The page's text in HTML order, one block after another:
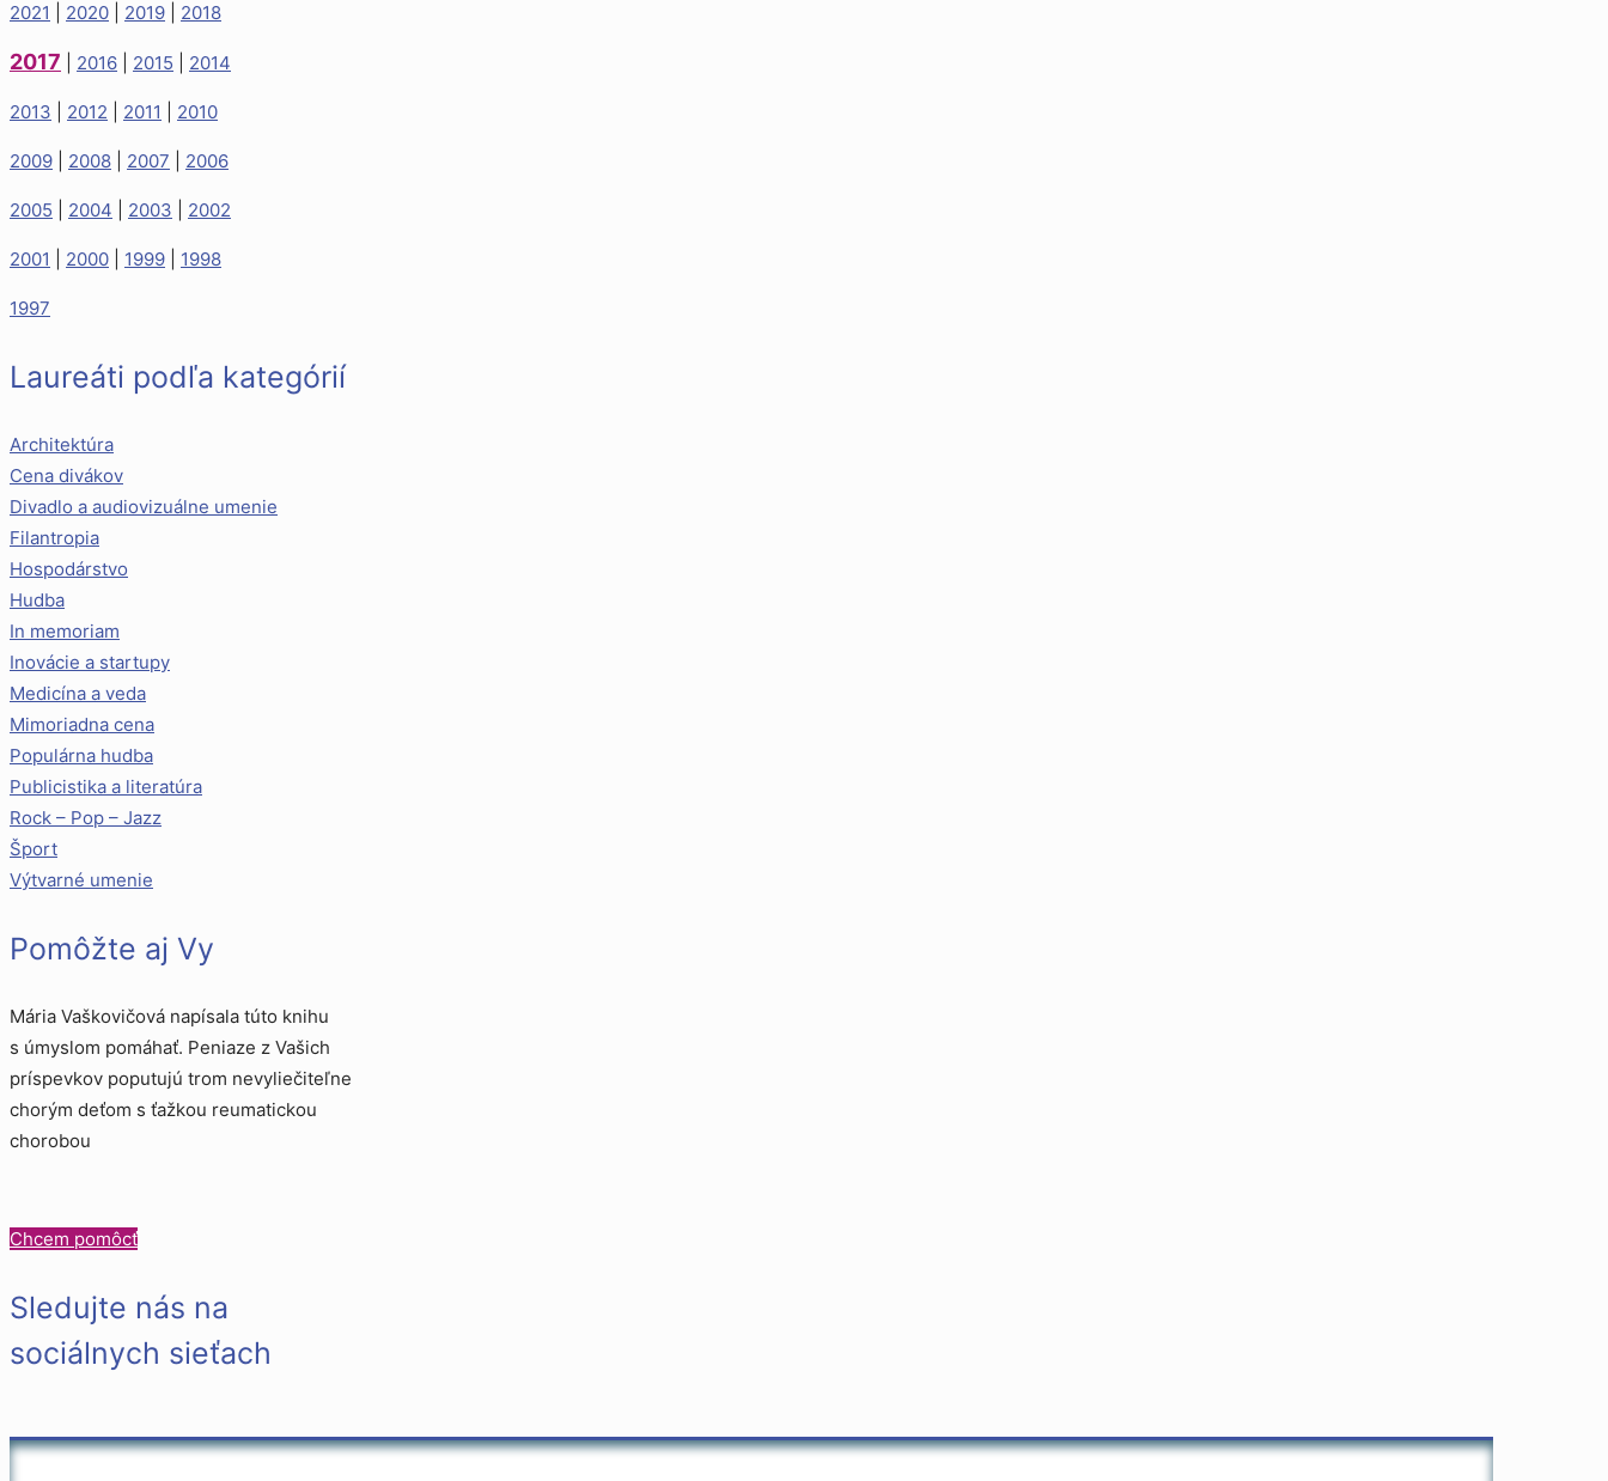
2021 2020 2019 2018
2017 2016 2015 2014
2013 2012 2011 2010
2009 2008 2007 2006
2005 2004 2003 2002
2001 2000 1999 1998
1997
Laureáti podľa kategórií
Architektúra
Cena divákov
Divadlo a audiovizuálne umenie
Filantropia
Hospodárstvo
Hudba
In memoriam
Inovácie a startupy
Medicína a veda
Mimoriadna cena
Populárna hudba
Publicistika a literatúra
Rock – Pop – Jazz
Šport
Výtvarné umenie
Pomôžte aj Vy
Mária Vaškovičová napísala túto knihu
s úmyslom pomáhať. Peniaze z Vašich
príspevkov poputujú trom nevyliečiteľne
chorým deťom s ťažkou reumatickou
chorobou
Chcem pomôcť
Sledujte nás na
sociálnych sieťach